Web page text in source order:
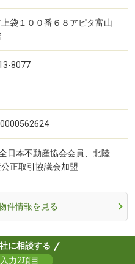
袋１００番６８アピタ富山
8077
日本不動産協会会員、北陸
正取引協議会加盟
件情報を見る
に相談する
力2項目